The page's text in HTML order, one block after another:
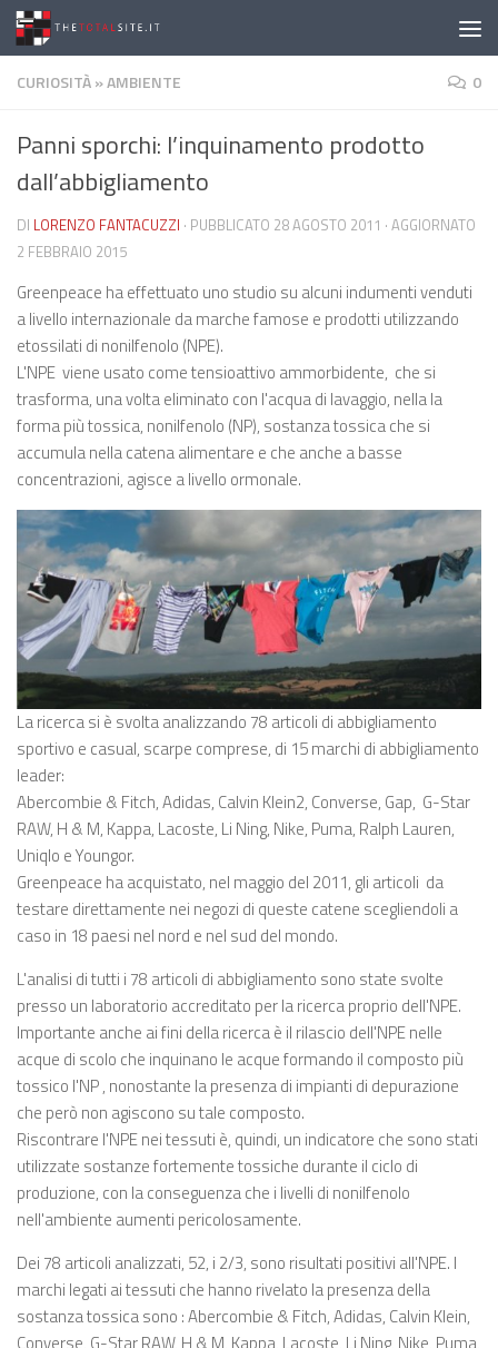
Salta al contenuto
CURIOSITÀ»AMBIENTE 0
Panni sporchi: l’inquinamento prodotto
dall’abbigliamento
DI LORENZO FANTACUZZI · PUBBLICATO 28 AGOSTO 2011 · AGGIORNATO
2 FEBBRAIO 2015
Greenpeace ha effettuato uno studio su alcuni indumenti venduti
a livello internazionale da marche famose e prodotti utilizzando
etossilati di nonilfenolo (NPE).
L'NPE viene usato come tensioattivo ammorbidente, che si
trasforma, una volta eliminato con l'acqua di lavaggio, nella la
forma più tossica, nonilfenolo (NP), sostanza tossica che si
accumula nella catena alimentare e che anche a basse
concentrazioni, agisce a livello ormonale.
La ricerca si è svolta analizzando 78 articoli di abbigliamento
sportivo e casual, scarpe comprese, di 15 marchi di abbigliamento
leader:
Abercombie & Fitch, Adidas, Calvin Klein2, Converse, Gap, G-Star
RAW, H & M, Kappa, Lacoste, Li Ning, Nike, Puma, Ralph Lauren,
Uniqlo e Youngor.
Greenpeace ha acquistato, nel maggio del 2011, gli articoli da
testare direttamente nei negozi di queste catene scegliendoli a
caso in 18 paesi nel nord e nel sud del mondo.
L'analisi di tutti i 78 articoli di abbigliamento sono state svolte
presso un laboratorio accreditato per la ricerca proprio dell'NPE.
Importante anche ai fini della ricerca è il rilascio dell'NPE nelle
acque di scolo che inquinano le acque formando il composto più
tossico l'NP , nonostante la presenza di impianti di depurazione
che però non agiscono su tale composto.
Riscontrare l'NPE nei tessuti è, quindi, un indicatore che sono stati
utilizzate sostanze fortemente tossiche durante il ciclo di
produzione, con la conseguenza che i livelli di nonilfenolo
nell'ambiente aumenti pericolosamente.
Dei 78 articoli analizzati, 52, i 2/3, sono risultati positivi all'NPE. I
marchi legati ai tessuti che hanno rivelato la presenza della
sostanza tossica sono : Abercombie & Fitch, Adidas, Calvin Klein,